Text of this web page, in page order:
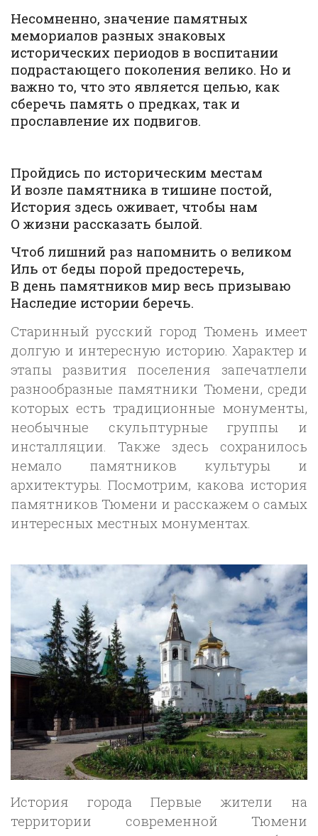
Несомненно, значение памятных
мемориалов разных знаковых
исторических периодов в воспитании
подрастающего поколения велико. Но и
важно то, что это является целью, как
сберечь память о предках, так и
прославление их подвигов.
Пройдись по историческим местам
И возле памятника в тишине постой,
История здесь оживает, чтобы нам
О жизни рассказать былой.
Чтоб лишний раз напомнить о великом
Иль от беды порой предостеречь,
В день памятников мир весь призываю
Наследие истории беречь.
Старинный русский город Тюмень имеет
долгую и интересную историю. Характер и
этапы развития поселения запечатлели
разнообразные памятники Тюмени, среди
которых есть традиционные монументы,
необычные скульптурные группы и
инсталляции. Также здесь сохранилось
немало памятников культуры и
архитектуры. Посмотрим, какова история
памятников Тюмени и расскажем о самых
интересных местных монументах.
История города Первые жители на
территории современной Тюмени